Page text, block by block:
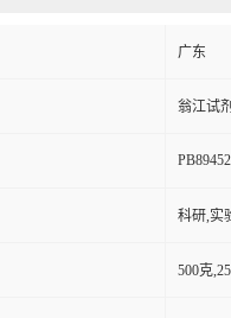
广东
翁江试剂
PB89452
科研,实
500克